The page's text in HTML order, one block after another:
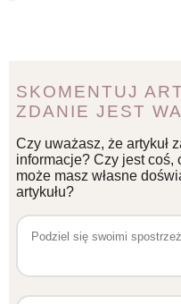
SKOMENTUJ
ZDANIE JEST
Czy uważasz, że artykuł
informacje? Czy jest coś,
może masz własne
artykułu?